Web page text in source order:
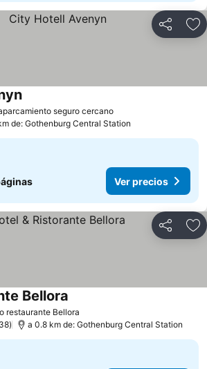
Compartir
seguro cercanoVer precios
Ver precios
de: Gothenburg Central Station
Ver precios
Compartir
restaurante Bellora
Bellora
a 0.8 km de: Gothenburg Central Station